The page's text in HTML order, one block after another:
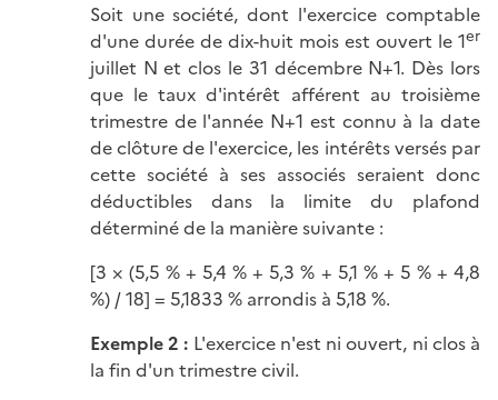
Soit une société, dont l'exercice comptable
d'une durée de dix-huit mois est ouvert le 1er
juillet N et clos le 31 décembre N+1. Dès lors
que le taux d'intérêt afférent au troisième
trimestre de l'année N+1 est connu à la date
de clôture de l'exercice, les intérêts versés par
cette société à ses associés seraient donc
déductibles dans la limite du plafond
déterminé de la manièresuivante :
[3 × (5,5 % + 5,4 % + 5,3 % + 5,1 % + 5 % + 4,8
%) / 18] = 5,1833 % arrondis à 5,18 %.
Exemple 2 : L'exercice n'est ni ouvert, ni clos à
la fin d'un trimestre civil.